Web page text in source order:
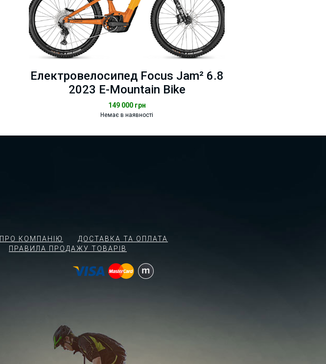
Електровелосипед Focus Jam² 6.8
2023 E-Mountain Bike
149 000 грн
Немає в наявності
ПРО КОМПАНІЮ
ДОСТАВКА ТА ОПЛАТА
ПРАВИЛА ПРОДАЖУ ТОВАРІВ